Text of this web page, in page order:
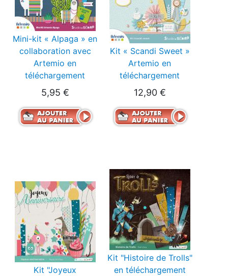
Mini-kit « Alpaga » en
collaboration avec
Artemio en
téléchargement
5,95 €
Kit « Scandi Sweet »
Artemio en
téléchargement
12,90 €
Kit "Joyeux
Kit "Histoire de Trolls"
en téléchargement